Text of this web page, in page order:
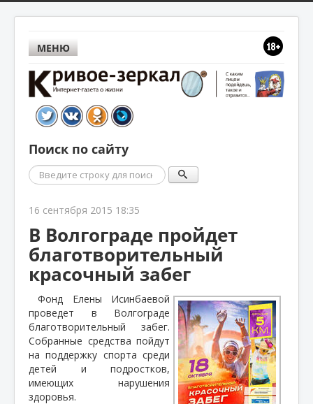
МЕНЮ
Поиск по сайту
Поиск
16 сентября 2015 18:35
В Волгограде пройдет
благотворительный
красочный забег
Фонд Елены Исинбаевой
проведет в Волгограде
благотворительный забег.
Собранные средства пойдут
на поддержку спорта среди
детей и подростков,
имеющих нарушения
здоровья.